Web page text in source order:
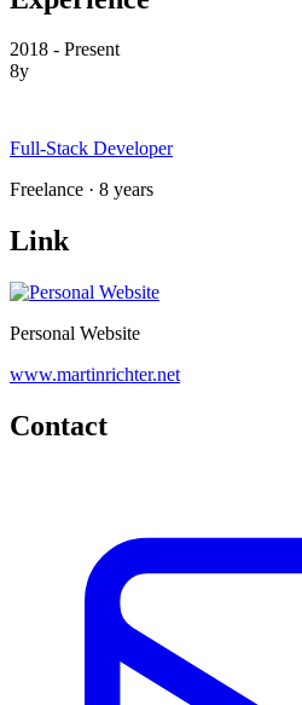
2018 - Present
8y
Full-Stack Developer
Freelance · 8 years
Link
Personal Website
www.martinrichter.net
Contact